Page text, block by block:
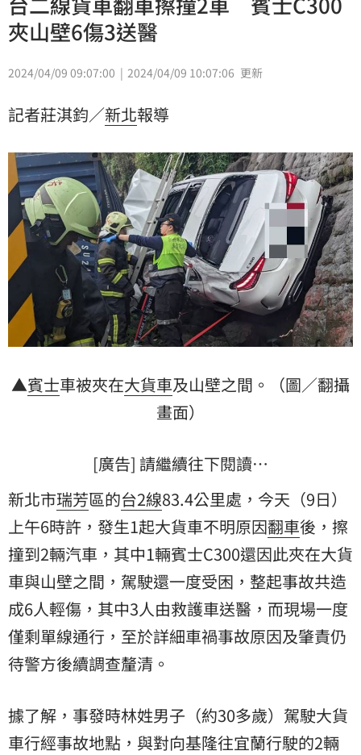
夾山壁6傷3送醫
2024/04/09 09:07:00 2024/04/09 10:07:06 更新
記者莊淇鈞／新北報導
▲賓士車被夾在大貨車及山壁之間。（圖／翻攝
畫面）
[廣告] 請繼續往下閱讀…
新北市瑞芳區的台2線83.4公里處，今天（9日）
上午6時許，發生1起大貨車不明原因翻車後，擦
撞到2輛汽車，其中1輛賓士C300還因此夾在大貨
車與山壁之間，駕駛還一度受困，整起事故共造
成6人輕傷，其中3人由救護車送醫，而現場一度
僅剩單線通行，至於詳細車禍事故原因及肇責仍
待警方後續調查釐清。
據了解，事發時林姓男子（約30多歲）駕駛大貨
車行經事故地點，與對向基隆往宜蘭行駛的2輛